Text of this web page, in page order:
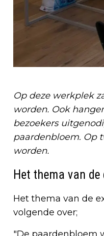
Op deze werkplek
worden. Ook
bezoekers
paardenbloem. Op
worden.
Het thema van
Het thema van de
volgende over;